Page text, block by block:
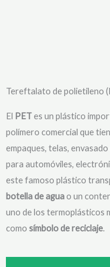
Tereftalato de polietileno
El PETes un plástico
polímero comercial que
empaques, telas,
para automóviles,
este famoso plástico
botella de agua o un
uno de los termoplásticos
como símbolo de reciclaje.